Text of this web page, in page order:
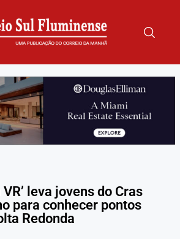
leva jovens do Cras
para conhecer pontos
Redonda